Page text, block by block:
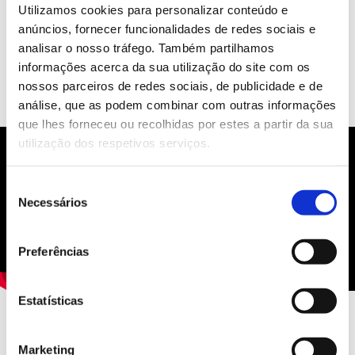
Utilizamos cookies para personalizar conteúdo e
anúncios, fornecer funcionalidades de redes sociais e
analisar o nosso tráfego. Também partilhamos
informações acerca da sua utilização do site com os
nossos parceiros de redes sociais, de publicidade e de
análise, que as podem combinar com outras informações
que lhes forneceu ou recolhidas por estes a partir da sua
utilização dos respetivos serviços.
Necessários
Preferências
Estatísticas
Marketing
Localizações
Catar